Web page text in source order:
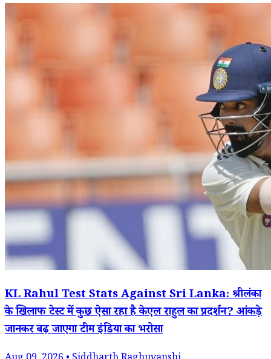
KL Rahul Test Stats Against Sri Lanka: श्रीलंका
के खिलाफ टेस्ट में कुछ ऐसा रहा है केएल राहुल का प्रदर्शन? आंकड़े
जानकर बढ़ जाएगा टीम इंडिया का भरोसा